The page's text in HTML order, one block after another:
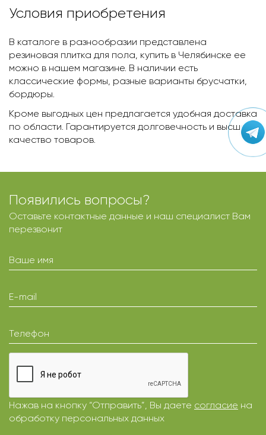
Условия приобретения
В каталоге в разнообразии представлена
резиновая плитка для пола, купить в Челябинске ее
можно в нашем магазине. В наличии есть
классические формы, разные варианты брусчатки,
бордюры.
Кроме выгодных цен предлагается удобная доставка
по области. Гарантируется долговечность и высшее
качество товаров.
Появились вопросы?
Оставьте контактные данные и наш специалист Вам
перезвонит
Ваше имя
E-mail
Телефон
Нажав на кнопку “Отправить”, Вы даете согласие на
обработку персональных данных